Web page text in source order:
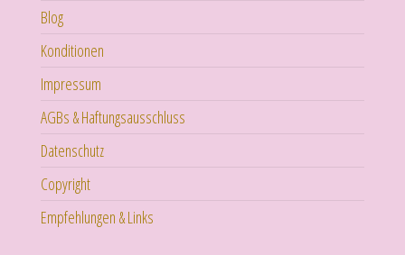
Blog
Konditionen
Impressum
AGBs & Haftungsausschluss
Datenschutz
Copyright
Empfehlungen & Links